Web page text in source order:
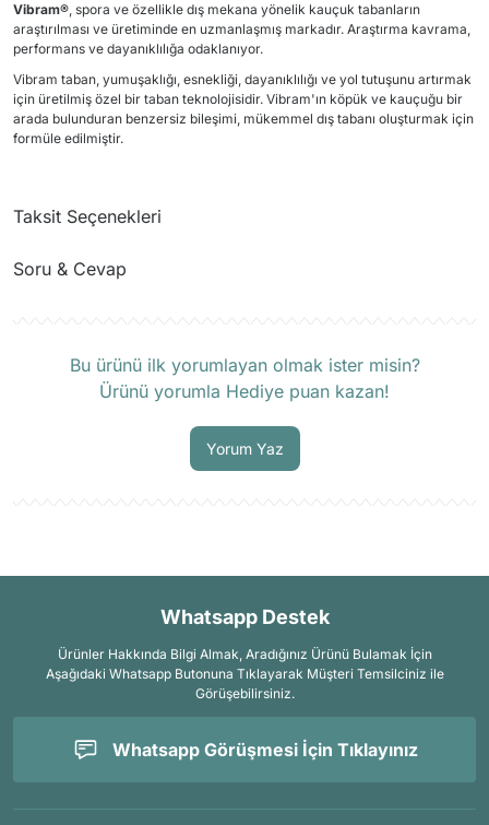
Vibram®, spora ve özellikle dış mekana yönelik kauçuk tabanların
araştırılması ve üretiminde en uzmanlaşmış markadır. Araştırma kavrama,
performans ve dayanıklılığa odaklanıyor.
Vibram taban, yumuşaklığı, esnekliği, dayanıklılığı ve yol tutuşunu artırmak
için üretilmiş özel bir taban teknolojisidir. Vibram'ın köpük ve kauçuğu bir
arada bulunduran benzersiz bileşimi, mükemmel dış tabanı oluşturmak için
formüle edilmiştir.
Taksit Seçenekleri
Soru & Cevap
Bu ürünü ilk yorumlayan olmak ister misin?
Ürünü yorumla Hediye puan kazan!
Yorum Yaz
Whatsapp Destek
Ürünler Hakkında Bilgi Almak, Aradığınız Ürünü Bulamak İçin
Aşağıdaki Whatsapp Butonuna Tıklayarak Müşteri Temsilciniz ile
Görüşebilirsiniz.
Whatsapp Görüşmesi İçin Tıklayınız